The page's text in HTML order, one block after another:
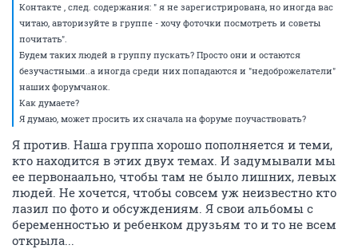
Контакте , след. содержания: " я не зарегистрирована, но иногда вас
читаю, авторизуйте в группе - хочу фоточки посмотреть и советы
почитать".
Будем таких людей в группу пускать? Просто они и остаются
безучастными..а иногда среди них попадаются и "недоброжелатели"
наших форумчанок.
Как думаете?
Я думаю, может просить их сначала на форуме поучаствовать?
Я против. Наша группа хорошо пополняется и теми,
кто находится в этих двух темах. И задумывали мы
ее первонаально, чтобы там не было лишних, левых
людей. Не хочется, чтобы совсем уж неизвестно кто
лазил по фото и обсуждениям. Я свои альбомы с
беременностью и ребенком друзьям то и то не всем
открыла...